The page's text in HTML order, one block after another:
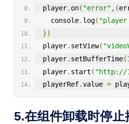
  player
. on( "error" ,(
    console
. log(
})
  player
. setView(
  player
. setBufferTime(
  player
. start ( "http://
  playerRef
.value =
5.在组件卸载时停